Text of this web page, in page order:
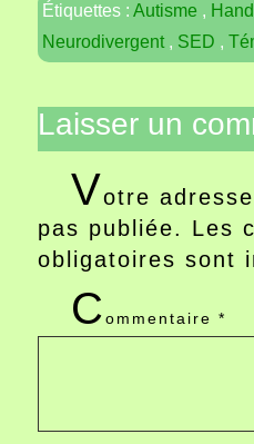
Étiquettes :Autisme ,
Neurodivergent , SED ,
Laisser un
Votre
pas publiée. Les
obligatoires sont
Commentaire*